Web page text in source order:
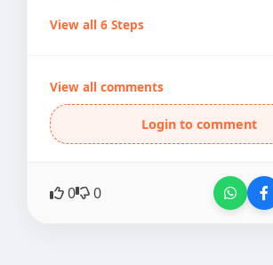
View all 6 Steps
View all comments
Login to comment
0 0